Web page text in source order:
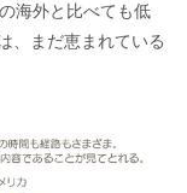
海外と比べても低
、まだ恵まれている